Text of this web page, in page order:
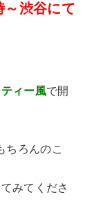
～渋谷にて
ィー風で開
ちろんのこ
みてくださ